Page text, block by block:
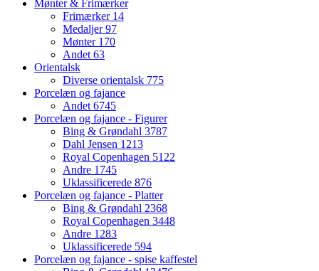
Mønter & Frimærker
Frimærker 14
Medaljer97
Mønter 170
Andet 63
Orientalsk
Diverse orientalsk 775
Porcelæn og fajance
Andet 6745
Porcelæn og fajance - Figurer
Bing & Grøndahl 3787
Dahl Jensen 1213
Royal Copenhagen 5122
Andre 1745
Uklassificerede 876
Porcelæn og fajance - Platter
Bing & Grøndahl 2368
Royal Copenhagen 3448
Andre 1283
Uklassificerede 594
Porcelæn og fajance - spise kaffestel